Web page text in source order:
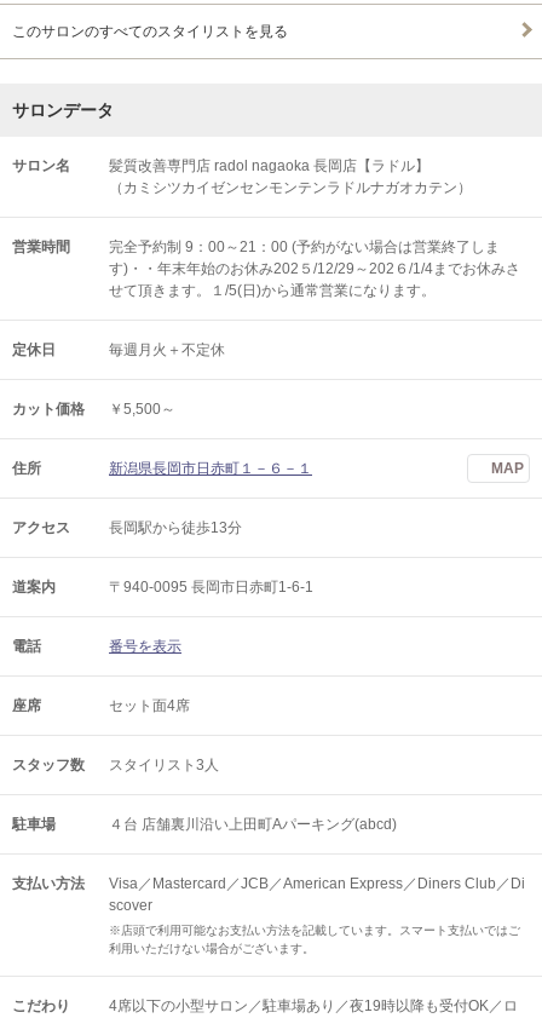
このサロンのすべてのスタイリストを見る
サロンデータ
サロン名
髪質改善専門店 radol nagaoka 長岡店【ラドル】
（カミシツカイゼンセンモンテンラドルナガオカテン）
営業時間
完全予約制 9：00～21：00 (予約がない場合は営業終了しま
す)・・年末年始のお休み202５/12/29～202６/1/4までお休みさ
せて頂きます。１/5(日)から通常営業になります。
定休日 毎週月火＋不定休
カット価格 ￥5,500～
住所 新潟県長岡市日赤町１－６－１ MAP
アクセス 長岡駅から徒歩13分
道案内 〒940-0095 長岡市日赤町1-6-1
電話 番号を表示
座席 セット面4席
スタッフ数 スタイリスト3人
駐車場 ４台 店舗裏川沿い上田町Aパーキング(abcd)
支払い方法
Visa／Mastercard／JCB／American Express／Diners Club／Di
scover
※店頭で利用可能なお支払い方法を記載しています。スマート支払いではご
利用いただけない場合がございます。
こだわり
4席以下の小型サロン／駐車場あり／夜19時以降も受付OK／ロ